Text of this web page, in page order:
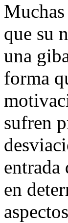
que su
una
forma
sufren
entrada
en